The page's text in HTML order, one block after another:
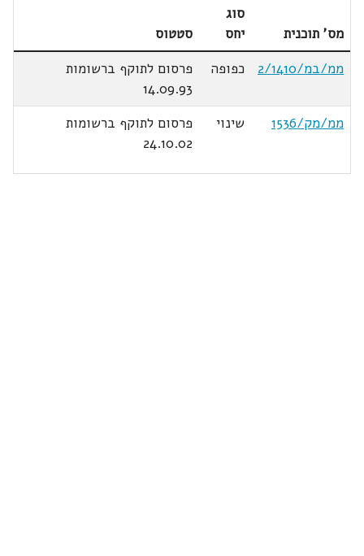
מס' תוכנית
סוג
יחס
סטטוס
ממ/במ/2/1410
כפופה
פרסום לתוקף ברשומות
14.09.93
ממ/מק/1536
שינוי
פרסום לתוקף ברשומות
24.10.02